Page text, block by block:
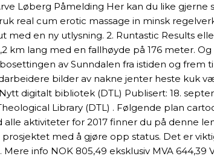
Løberg Påmelding Her kan du like
real cum erotic massage in minsk
med en ny utlysning. 2. Runtastic Results
km lang med en fallhøyde på 176 meter.
av Sunndalen fra istiden og
bilder av nakne jenter heste
digitalt bibliotek (DTL) Publisert: 18.
Library (DTL) . Følgende plan
aktiviteter for 2017 finner du på denne
med å gjøre opp status. Det er
info NOK 805,49 eksklusiv MVA